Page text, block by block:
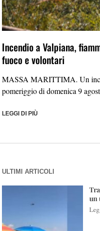
Incendio a Valpiana,
fuoco e volontari
MASSA MARITTIMA. Un
pomeriggio di domenica 9
LEGGI DI PIÙ
ULTIMI ARTICOLI
un